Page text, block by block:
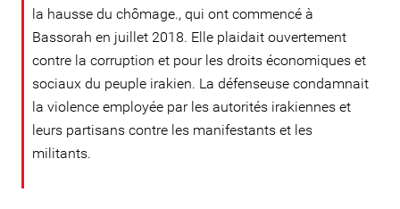
la hausse du chômage., qui ont commencé à
Bassorah en juillet 2018. Elle plaidait ouvertement
contre la corruption et pour les droits économiques et
sociaux du peuple irakien. La défenseuse condamnait
la violence employée par les autorités irakiennes et
leurs partisans contre les manifestants et les
militants.